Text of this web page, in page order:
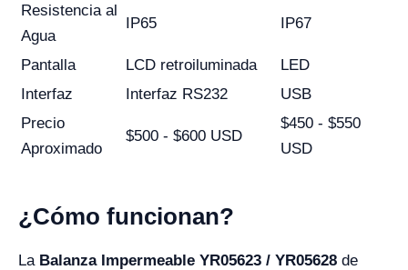
Resistencia al
Agua
IP65 IP67
Pantalla LCD retroiluminada
LED
Interfaz
Interfaz RS232
USB
Precio
Aproximado
$500 - $600 USD
$450 - $550
USD
¿Cómo funcionan?
La Balanza Impermeable YR05623 / YR05628 de